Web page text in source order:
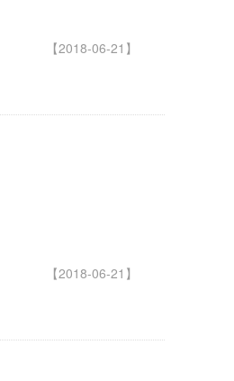
【2018-06-21】
【2018-06-21】